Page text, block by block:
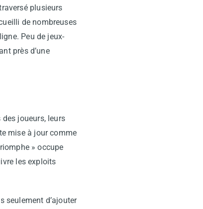
plusieurs
de nombreuses
Peu de jeux-
près d’une
des joueurs, leurs
mise à jour comme
» occupe
les exploits
seulement d’ajouter